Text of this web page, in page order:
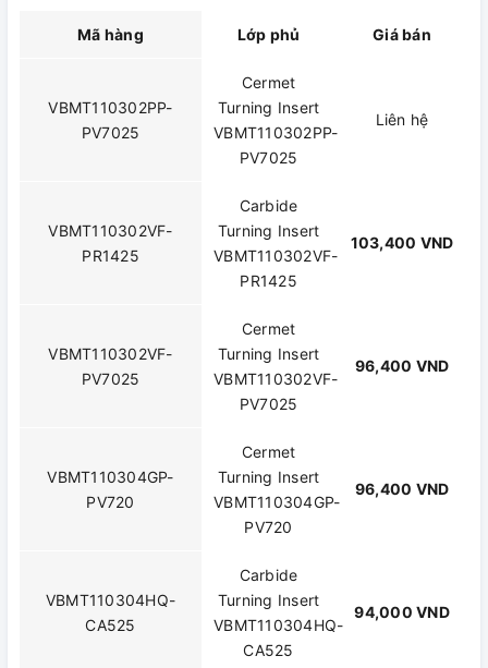
Mã hàng Lớp phủ Giá bán
VBMT110302PP-
PV7025
Cermet
Turning Insert
VBMT110302PP-
PV7025
Liên hệ
VBMT110302VF-
PR1425
Carbide
Turning Insert
VBMT110302VF-
PR1425
103,400 VND
VBMT110302VF-
PV7025
Cermet
Turning Insert
VBMT110302VF-
PV7025
96,400 VND
VBMT110304GP-
PV720
Cermet
Turning Insert
VBMT110304GP-
PV720
96,400 VND
VBMT110304HQ-
CA525
Carbide
Turning Insert
VBMT110304HQ-
CA525
94,000 VND